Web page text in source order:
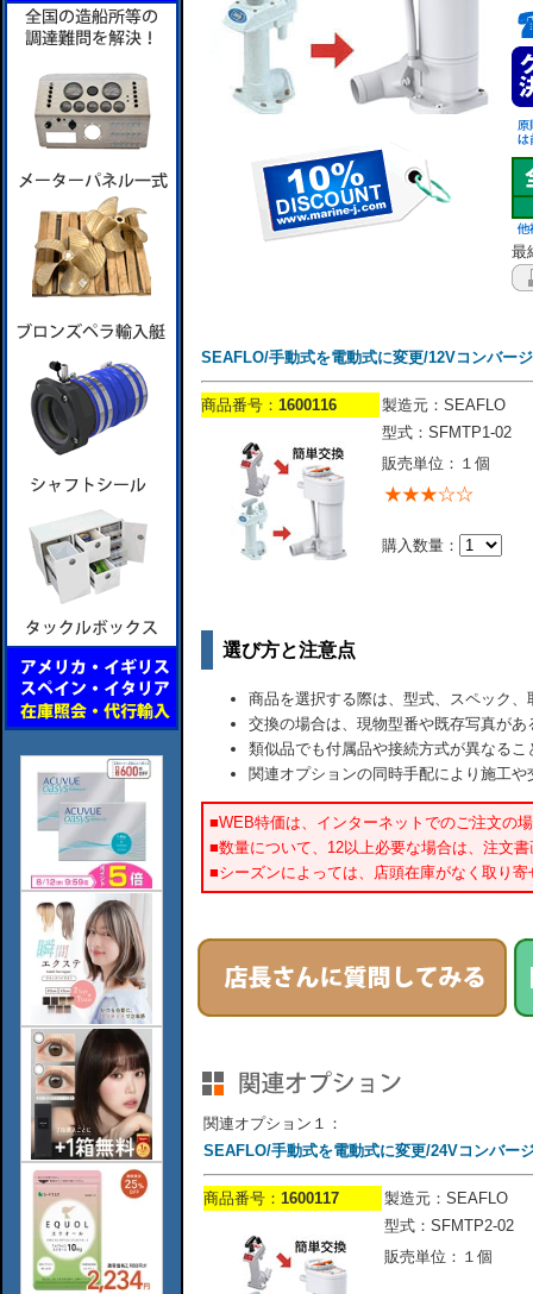
最
SEAFLO/手動式を電動式に変更/12Vコンバー
商品番号： 1600116
製造元：SEAFLO
型式：SFMTP1-02
販売単位：１個
購入数量：
選び方と注意点
商品を選択する際は、型式、スペック
交換の場合は、現物型番や既存写真が
類似品でも付属品や接続方式が異なるこ
関連オプションの同時手配により施工
■WEB特価は、インターネットでのご注文の
■数量について、12以上必要な場合は、注文
■シーズンによっては、店頭在庫がなく取り
関連オプション１：
SEAFLO/手動式を電動式に変更/24Vコンバー
商品番号： 1600117
製造元：SEAFLO
型式：SFMTP2-02
販売単位：１個